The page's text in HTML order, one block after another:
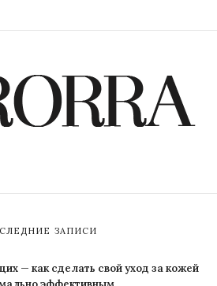
ЗАПИСИ
— как сделать свой уход за кожей